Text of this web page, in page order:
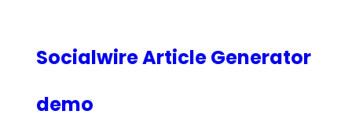
Socialwire Article Generator
demo